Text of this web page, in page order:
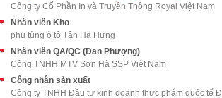
Công ty Cổ Phần In và Truyền Thông Royal Việt Nam
Nhân viên Kho
phụ tùng ô tô Tân Hà Hưng
Nhân viên QA/QC (Đan Phượng)
Công TNHH MTV Sơn Hà SSP Việt Nam
Công nhân sản xuất
Công ty TNHH Đầu tư kinh doanh thực phẩm quốc tế Đ